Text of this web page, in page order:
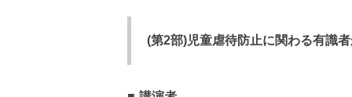
(第2部)児童虐待防止に関わる有識